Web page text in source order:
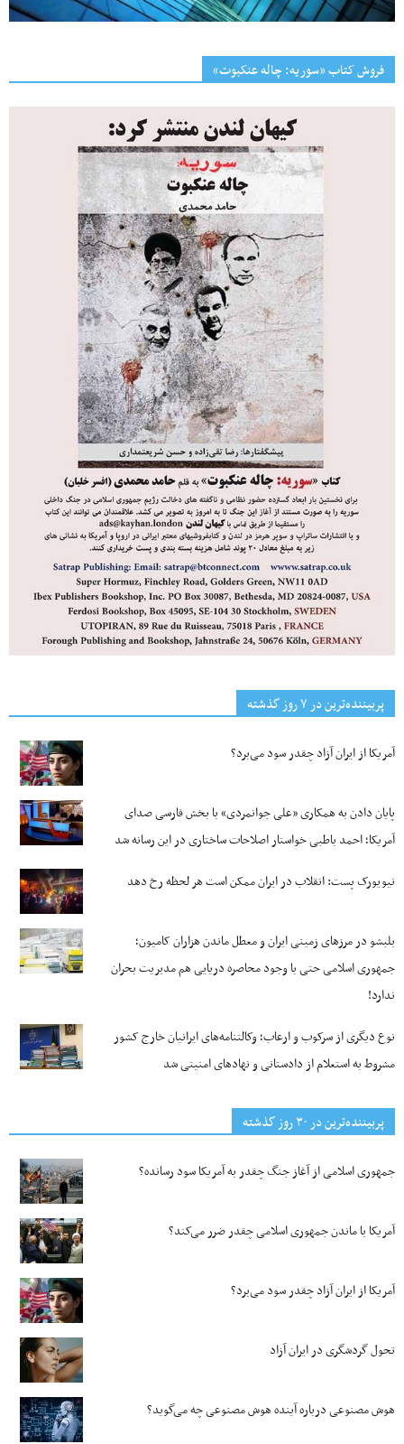
فروش کتاب «سوریه: چاله عنکبوت»
پربیننده‌ترین‌ در ۷ روز گذشته
آمریکا از ایران آزاد چقدر سود می‌برد؟
پایان دادن به همکاری «علی جوانمردی» با بخش فارسی صدای
آمریکا؛ احمد باطبی خواستار اصلاحات ساختاری در این رسانه شد
نیویورک پست: انقلاب در ایران ممکن است هر لحظه رخ دهد
بلبشو در مرزهای زمینی ایران و معطل ماندن هزاران کامیون؛
جمهوری اسلامی حتی با وجود محاصره دریایی هم مدیریت بحران
ندارد!
نوع دیگری از سرکوب و ارعاب؛ وکالتنامه‌های ایرانیان خارج کشور
مشروط به استعلام از دادستانی و نهادهای امنیتی شد
پربیننده‌ترین‌ در ۳۰ روز گذشته
جمهوری اسلامی از آغاز جنگ چقدر به آمریکا سود رسانده؟
آمریکا با ماندن جمهوری اسلامی چقدر ضرر می‌کند؟
آمریکا از ایران آزاد چقدر سود می‌برد؟
تحول گردشگری در ایران آزاد
هوش مصنوعی درباره آینده هوش مصنوعی چه می‌گوید؟